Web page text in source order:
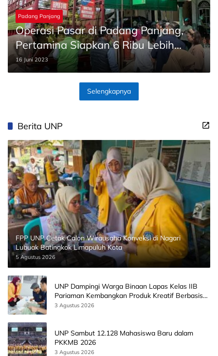
Padang Panjang
Operasi Pasar di Padang Panjang,
Pertamina Siapkan 6 Ribu Lebih
Tabung Gas 3 Kg
16 Juni 2023
Selengkapnya
Berita UNP
FPP UNP Cetak Calon Wirausaha Konveksi di Nagari
Lubuak Batingkok Limapuluh Kota
5 Agustus 2026
UNP Dampingi Warga Binaan Lapas Kelas IIB
Pariaman Kembangkan Produk Kreatif Berbasis
AI
3 Agustus 2026
UNP Sambut 12.128 Mahasiswa Baru dalam
PKKMB 2026
3 Agustus 2026